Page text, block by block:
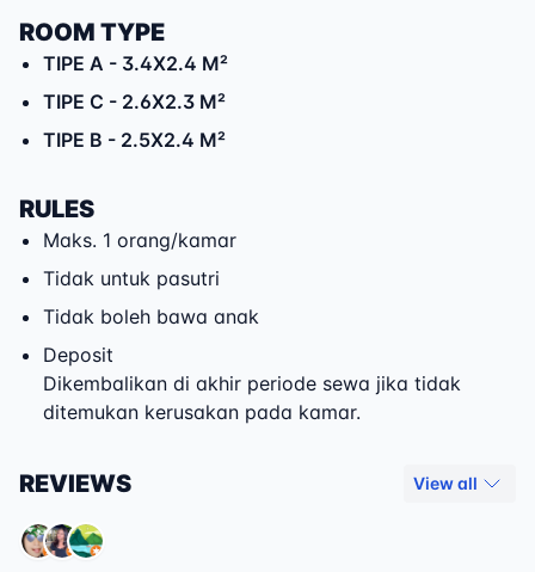
ROOM TYPE
TIPE A - 3.4X2.4 M²
TIPE C - 2.6X2.3 M²
TIPE B - 2.5X2.4 M²
RULES
Maks. 1 orang/kamar
Tidak untuk pasutri
Tidak boleh bawa anak
Deposit
Dikembalikan di akhir periode sewa jika tidak
ditemukan kerusakan pada kamar.
REVIEWS View all